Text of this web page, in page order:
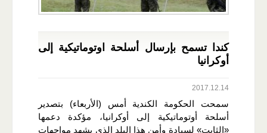
كندا تسمح بإرسال أسلحة اوتوماتيكية إلى
أوكرانيا
2017.12.14
سمحت الحكومة الكندية أمس (الأربعاء) بتصدير
أسلحة أوتوماتيكية إلى أوكرانيا، مؤكدة دعمها
«الثابت» لسيادة وأمن هذا البلد الذي يشهد مواجهات